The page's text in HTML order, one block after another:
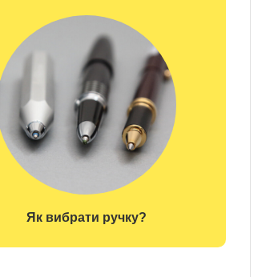
Як вибрати ручку?